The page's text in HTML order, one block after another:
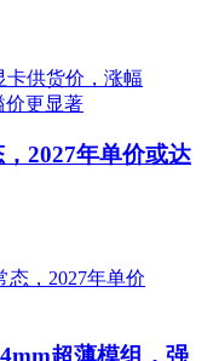
2027年单价或达
超薄模组，强